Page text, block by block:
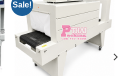
Sale!
Add to
Wishlist